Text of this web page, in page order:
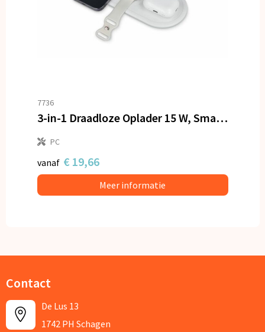
7736
3-in-1 Draadloze Oplader 15 W, Smartphone / Apple Watch / AirPod
PC
vanaf € 19,66
Meer informatie
Contact
De Lus 13
1742 PH Schagen